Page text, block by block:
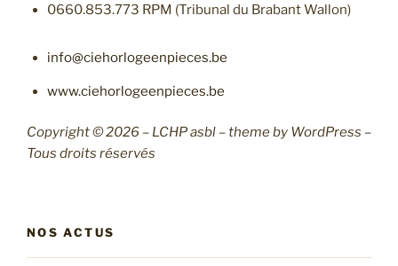
0660.853.773 RPM (Tribunal du Brabant Wallon)
info@ciehorlogeenpieces.be
www.ciehorlogeenpieces.be
Copyright © 2026 – LCHP asbl – theme by WordPress –
Tous droits réservés
NOS ACTUS